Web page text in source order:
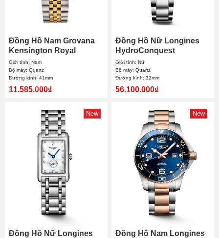
Đồng Hồ Nam Grovana
Kensington Royal
1542.1141 41mm
Giới tính: Nam
Bộ máy: Quartz
Đường kính: 41mm
11.585.000₫
Đồng Hồ Nữ Longines
HydroConquest
L3.370.4.87.6 32mm
Giới tính: Nữ
Bộ máy: Quartz
Đường kính: 32mm
56.100.000₫
New
Đồng Hồ Nữ Longines
New
Đồng Hồ Nam Longines